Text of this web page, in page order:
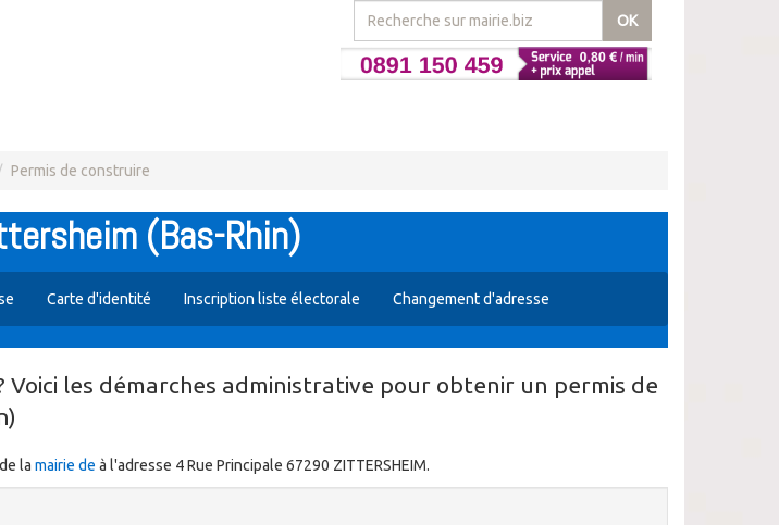
OK
Permis de construire
(Bas-Rhin)
Carte d'identité Inscription liste électorale Changement d'adresse
les démarches administrative pour obtenir un permis de
la mairie de à l'adresse 4 Rue Principale 67290 ZITTERSHEIM.